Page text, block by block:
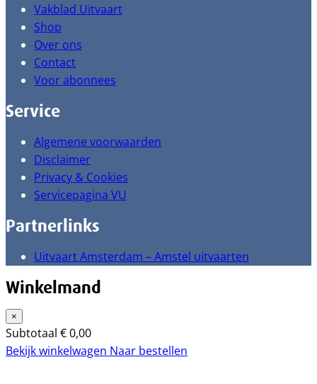
Vakblad Uitvaart
Shop
Over ons
Contact
Voor abonnees
Service
Algemene voorwaarden
Disclaimer
Privacy & Cookies
Servicepagina VU
Partnerlinks
Uitvaart Amsterdam – Amstel uitvaarten
Winkelmand
×
Subtotaal €0,00
Bekijk winkelwagen Naar bestellen